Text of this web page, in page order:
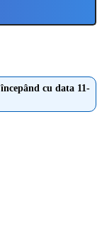
cu data 11-